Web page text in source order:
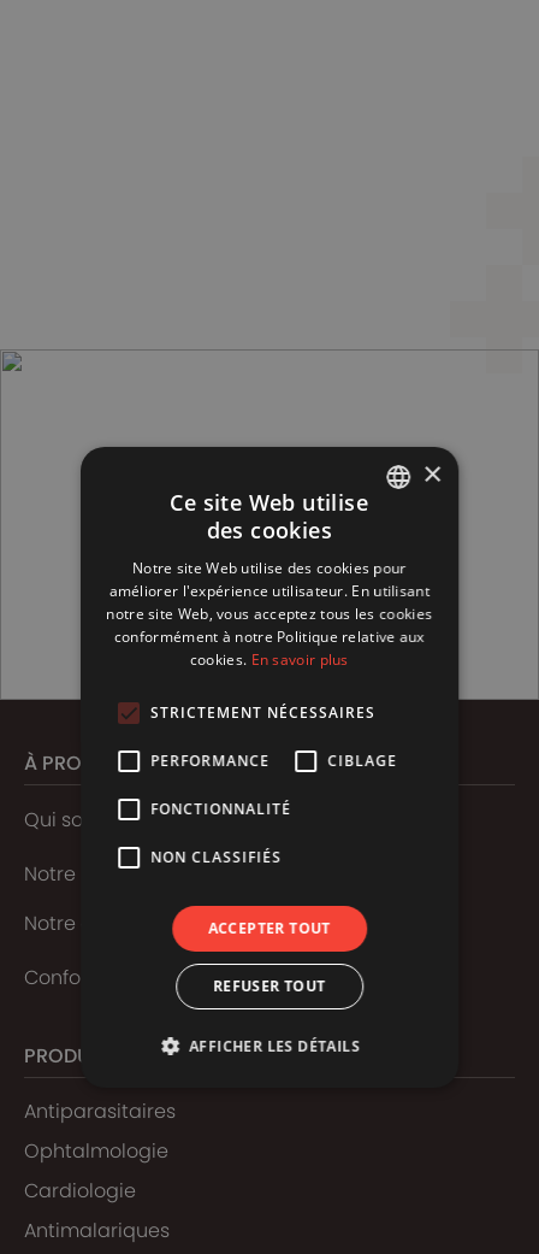
À PROPOS
Qui sommes-nous ?
Notre histoire
Notre équipe
Conformité et Ranking
PRODUITS
Antiparasitaires
Ophtalmologie
Cardiologie
Antimalariques
ENGLISH
×
Ce site Web utilise
des cookies
Notre site Web utilise des cookies pour
améliorer l'expérience utilisateur. En utilisant
notre site Web, vous acceptez tous les cookies
conformément à notre Politique relative aux
cookies. En savoir plus
STRICTEMENT NÉCESSAIRES
PERFORMANCE CIBLAGE
FONCTIONNALITÉ
NON CLASSIFIÉS
ACCEPTER TOUT
REFUSER TOUT
AFFICHER LES DÉTAILS